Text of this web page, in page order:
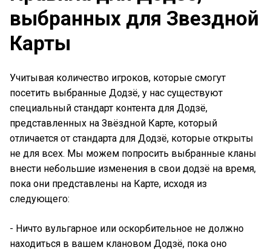
выбранных для Звездной
Карты
Учитывая количество игроков, которые смогут
посетить выбранные Додзё, у нас существуют
специальный стандарт контента для Додзё,
представленных на Звёздной Карте, который
отличается от стандарта для Додзё, которые открыты
не для всех. Мы можем попросить выбранные кланы
внести небольшие изменения в свои додзё на время,
пока они представлены на Карте, исходя из
следующего:
- Ничто вульгарное или оскорбительное не должно
находиться в вашем клановом Додзё, пока оно